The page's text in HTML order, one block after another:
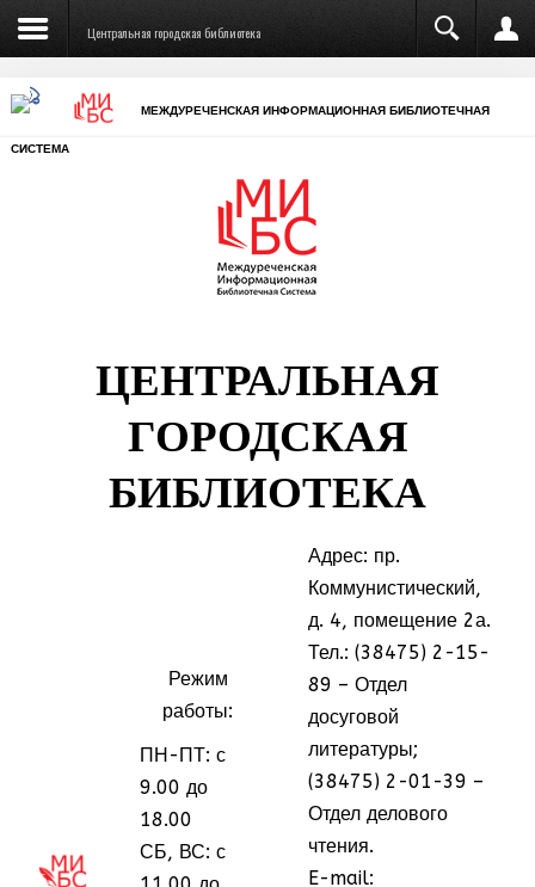
Центральная городская библиотека
МЕЖДУРЕЧЕНСКАЯ ИНФОРМАЦИОННАЯ БИБЛИОТЕЧНАЯ
СИСТЕМА
ЦЕНТРАЛЬНАЯ
ГОРОДСКАЯ
БИБЛИОТЕКА
Режим
работы:
ПН-ПТ: с
9.00 до
18.00
СБ, ВС: с
Адрес: пр.
Коммунистический,
д. 4, помещение 2а.
Тел.: (38475) 2-15-
89 – Отдел
досуговой
литературы;
(38475) 2-01-39 –
Отдел делового
чтения.
E-mail: